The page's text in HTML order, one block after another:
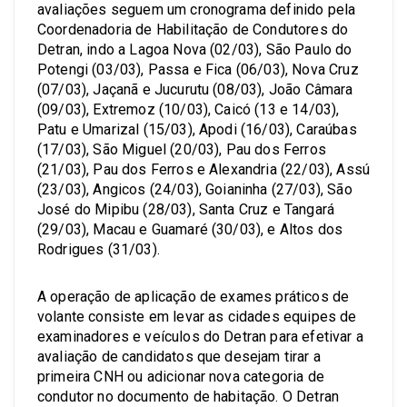
avaliações seguem um cronograma definido pela
Coordenadoria de Habilitação de Condutores do
Detran, indo a Lagoa Nova (02/03), São Paulo do
Potengi (03/03), Passa e Fica (06/03), Nova Cruz
(07/03), Jaçanã e Jucurutu (08/03), João Câmara
(09/03), Extremoz (10/03), Caicó (13 e 14/03),
Patu e Umarizal (15/03), Apodi (16/03), Caraúbas
(17/03), São Miguel (20/03), Pau dos Ferros
(21/03), Pau dos Ferros e Alexandria (22/03), Assú
(23/03), Angicos (24/03), Goianinha (27/03), São
José do Mipibu (28/03), Santa Cruz e Tangará
(29/03), Macau e Guamaré (30/03), e Altos dos
Rodrigues (31/03).
A operação de aplicação de exames práticos de
volante consiste em levar as cidades equipes de
examinadores e veículos do Detran para efetivar a
avaliação de candidatos que desejam tirar a
primeira CNH ou adicionar nova categoria de
condutor no documento de habitação. O Detran